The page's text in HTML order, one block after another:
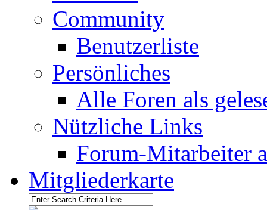
Community
Benutzerliste
Persönliches
Alle Foren als
Nützliche Links
Forum-Mitarbeiter
Mitgliederkarte